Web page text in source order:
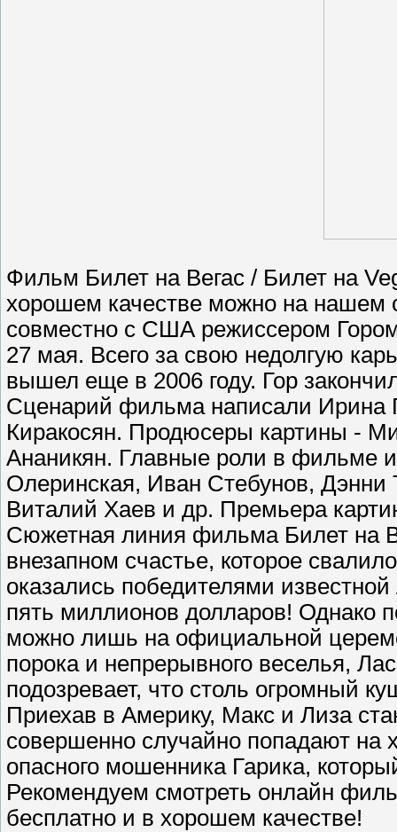
Фильм Билет на Вегас / Билет на
хорошем качестве можно на нашем
совместно с США режиссером
27 мая. Всего за свою недолгую
вышел еще в 2006 году. Гор
Сценарий фильма написали Ирина
Киракосян. Продюсеры картины -
Ананикян. Главные роли в фильме
Олеринская, Иван Стебунов,
Виталий Хаев и др. Премьера
Сюжетная линия фильма Билет на
внезапном счастье, которое
оказались победителями
пять миллионов долларов! Однако
можно лишь на официальной
порока и непрерывного веселья,
подозревает, что столь огромный
Приехав в Америку, Макс и Лиза
совершенно случайно попадают на
опасного мошенника Гарика,
Рекомендуем смотреть онлайн
бесплатно и в хорошем качестве!